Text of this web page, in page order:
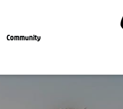
Community